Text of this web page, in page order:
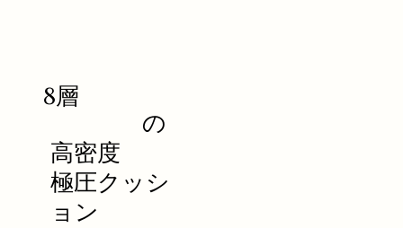
8層
​ の
高密度
極圧クッシ
ョン